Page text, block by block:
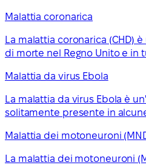
impedendo al tuo corpo di
nutrienti.
Malattia coronarica
La malattia coronarica (CHD)
di morte nel Regno Unito e in
delle arterie coronarie.
Malattia da virus Ebola
La malattia da virus Ebola è
solitamente presente in
corporei di una persona
selvatico.
Malattia dei motoneuroni
La malattia dei motoneuroni